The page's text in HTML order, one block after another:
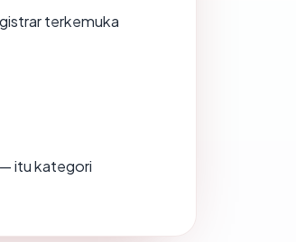
terkemuka
— itu kategori